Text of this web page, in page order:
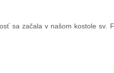
sa začala v našom kostole sv.